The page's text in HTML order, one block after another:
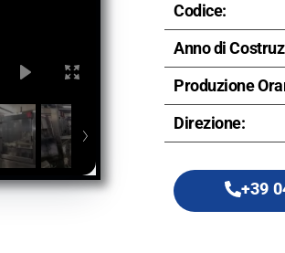
Codice:
Anno di
Produzione
Direzione:
+39